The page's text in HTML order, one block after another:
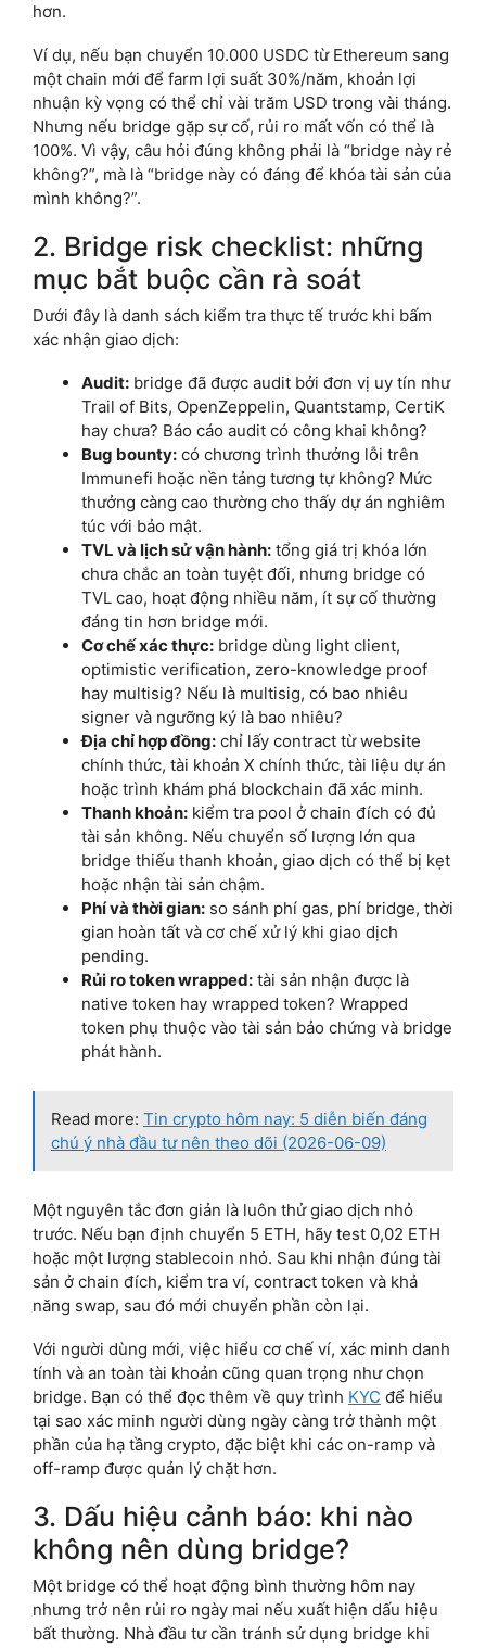
hơn.
Ví dụ, nếu bạn chuyển 10.000 USDC từ Ethereum sang
một chain mới để farm lợi suất 30%/năm, khoản lợi
nhuận kỳ vọng có thể chỉ vài trăm USD trong vài tháng.
Nhưng nếu bridge gặp sự cố, rủi ro mất vốn có thể là
100%. Vì vậy, câu hỏi đúng không phải là “bridge này rẻ
không?”, mà là “bridge này có đáng để khóa tài sản của
mình không?”.
2. Bridge risk checklist: những
mục bắt buộc cần rà soát
Dưới đây là danh sách kiểm tra thực tế trước khi bấm
xác nhận giao dịch:
Audit: bridge đã được audit bởi đơn vị uy tín như
Trail of Bits, OpenZeppelin, Quantstamp, CertiK
hay chưa? Báo cáo audit có công khai không?
Bug bounty: có chương trình thưởng lỗi trên
Immunefi hoặc nền tảng tương tự không? Mức
thưởng càng cao thường cho thấy dự án nghiêm
túc với bảo mật.
TVL và lịch sử vận hành: tổng giá trị khóa lớn
chưa chắc an toàn tuyệt đối, nhưng bridge có
TVL cao, hoạt động nhiều năm, ít sự cố thường
đáng tin hơn bridge mới.
Cơ chế xác thực: bridge dùng light client,
optimistic verification, zero-knowledge proof
hay multisig? Nếu là multisig, có bao nhiêu
signer và ngưỡng ký là bao nhiêu?
Địa chỉ hợp đồng: chỉ lấy contract từ website
chính thức, tài khoản X chính thức, tài liệu dự án
hoặc trình khám phá blockchain đã xác minh.
Thanh khoản: kiểm tra pool ở chain đích có đủ
tài sản không. Nếu chuyển số lượng lớn qua
bridge thiếu thanh khoản, giao dịch có thể bị kẹt
hoặc nhận tài sản chậm.
Phí và thời gian: so sánh phí gas, phí bridge, thời
gian hoàn tất và cơ chế xử lý khi giao dịch
pending.
Rủi ro token wrapped: tài sản nhận được là
native token hay wrapped token? Wrapped
token phụ thuộc vào tài sản bảo chứng và bridge
phát hành.
Read more: Tin crypto hôm nay: 5 diễn biến đáng
chú ý nhà đầu tư nên theo dõi (2026-06-09)
Một nguyên tắc đơn giản là luôn thử giao dịch nhỏ
trước. Nếu bạn định chuyển 5 ETH, hãy test 0,02 ETH
hoặc một lượng stablecoin nhỏ. Sau khi nhận đúng tài
sản ở chain đích, kiểm tra ví, contract token và khả
năng swap, sau đó mới chuyển phần còn lại.
Với người dùng mới, việc hiểu cơ chế ví, xác minh danh
tính và an toàn tài khoản cũng quan trọng như chọn
bridge. Bạn có thể đọc thêm về quy trình KYC để hiểu
tại sao xác minh người dùng ngày càng trở thành một
phần của hạ tầng crypto, đặc biệt khi các on-ramp và
off-ramp được quản lý chặt hơn.
3. Dấu hiệu cảnh báo: khi nào
không nên dùng bridge?
Một bridge có thể hoạt động bình thường hôm nay
nhưng trở nên rủi ro ngày mai nếu xuất hiện dấu hiệu
bất thường. Nhà đầu tư cần tránh sử dụng bridge khi